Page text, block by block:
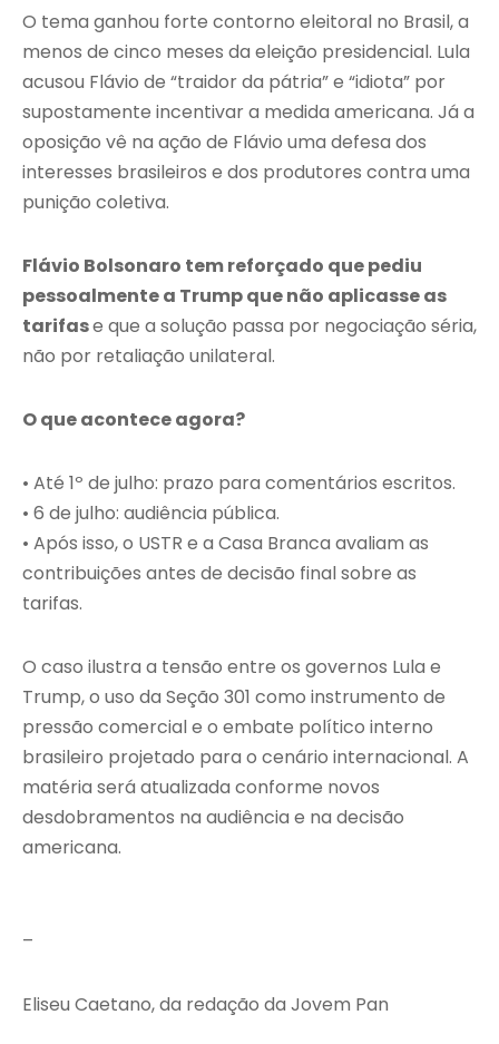
O tema ganhou forte contorno eleitoral no Brasil, a
menos de cinco meses da eleição presidencial. Lula
acusou Flávio de “traidor da pátria” e “idiota” por
supostamente incentivar a medida americana. Já a
oposição vê na ação de Flávio uma defesa dos
interesses brasileiros e dos produtores contra uma
punição coletiva.
Flávio Bolsonaro tem reforçado que pediu
pessoalmente a Trump que não aplicasse as
tarifase que a solução passa por negociação séria,
não por retaliação unilateral.
O que acontece agora?
• Até 1º de julho: prazo para comentários escritos.
• 6 de julho: audiência pública.
• Após isso, o USTR e a Casa Branca avaliam as
contribuições antes de decisão final sobre as
tarifas.
O caso ilustra a tensão entre os governos Lula e
Trump, o uso da Seção 301 como instrumento de
pressão comercial e o embate político interno
brasileiro projetado para o cenário internacional. A
matéria será atualizada conforme novos
desdobramentos na audiência e na decisão
americana.
–
Eliseu Caetano, da redação da Jovem Pan